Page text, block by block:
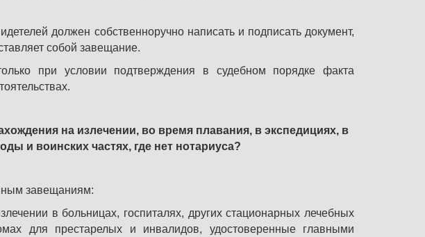
должен собственноручно написать и подписать документ,
собой завещание.
при условии подтверждения в судебном порядке факта
на излечении, во время плавания, в экспедициях, в
и воинских частях, где нет нотариуса?
завещаниям:
в больницах, госпиталях, других стационарных лечебных
для престарелых и инвалидов, удостоверенные главными